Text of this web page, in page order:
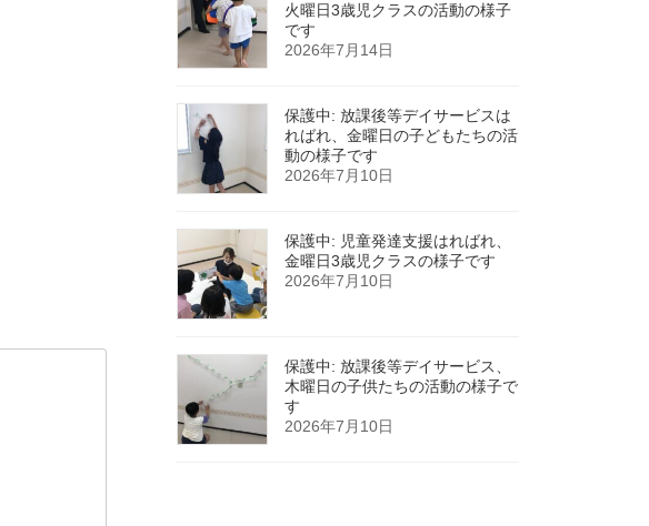
火曜日3歳児クラスの活動の様子
です
2026年7月14日
保護中: 放課後等デイサービスは
ればれ、金曜日の子どもたちの活
動の様子です
2026年7月10日
保護中: 児童発達支援はればれ、
金曜日3歳児クラスの様子です
2026年7月10日
保護中: 放課後等デイサービス、
木曜日の子供たちの活動の様子で
す
2026年7月10日